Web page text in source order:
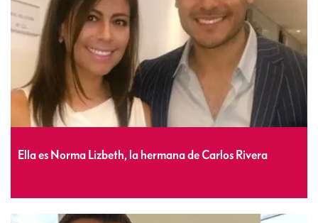
Ella es Norma Lizbeth, la hermana de Carlos Rivera